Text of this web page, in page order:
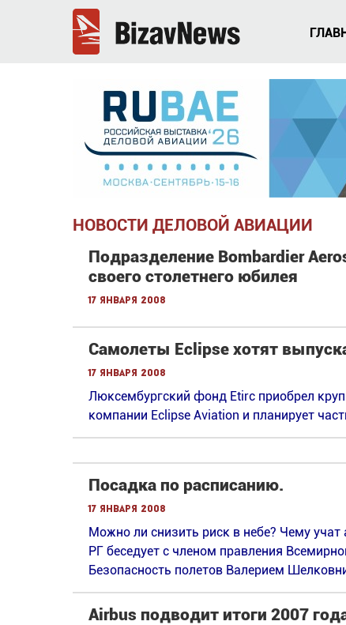
НОВОСТИ ДЕЛОВОЙ АВИАЦИИ
Подразделение Bombardier
своего столетнего юбилея
17 января 2008
Самолеты Eclipse хотят
17 января 2008
Люксембургский фонд Etirc приобрел
компании Eclipse Aviation и планирует
Посадка по расписанию.
17 января 2008
Можно ли снизить риск в небе? Чему
РГ беседует с членом правления
Безопасность полетов Валерием
Airbus подводит итоги 2007